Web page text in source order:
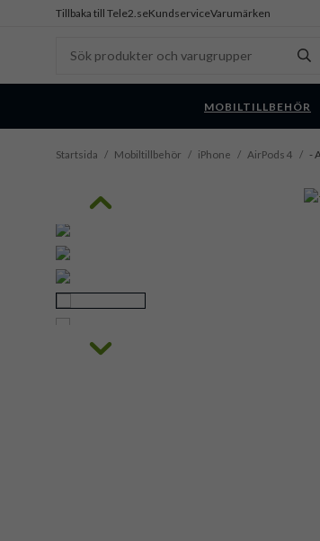
Tillbaka till Tele2.seKundserviceVarumärken
MOBILTILLBEHÖR
Startsida / Mobiltillbehör / iPhone / AirPods 4 / -